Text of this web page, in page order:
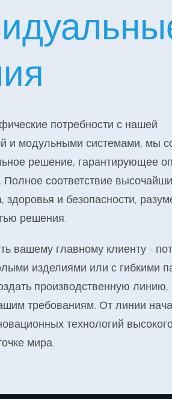
потребности с нашей
и модульными системами, мы
решение, гарантирующее
Полное соответствие
здоровья и безопасности,
решения.
вашему главному клиенту -
изделиями или с гибкими
производственную линию,
требованиям. От линии
технологий
мира.